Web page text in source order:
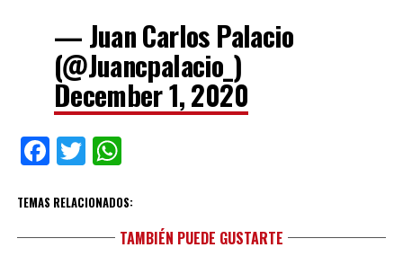
— Juan Carlos Palacio
(@Juancpalacio_)
December 1, 2020
Facebook
TwitterWhatsApp
TEMAS RELACIONADOS:
TAMBIÉN PUEDE GUSTARTE